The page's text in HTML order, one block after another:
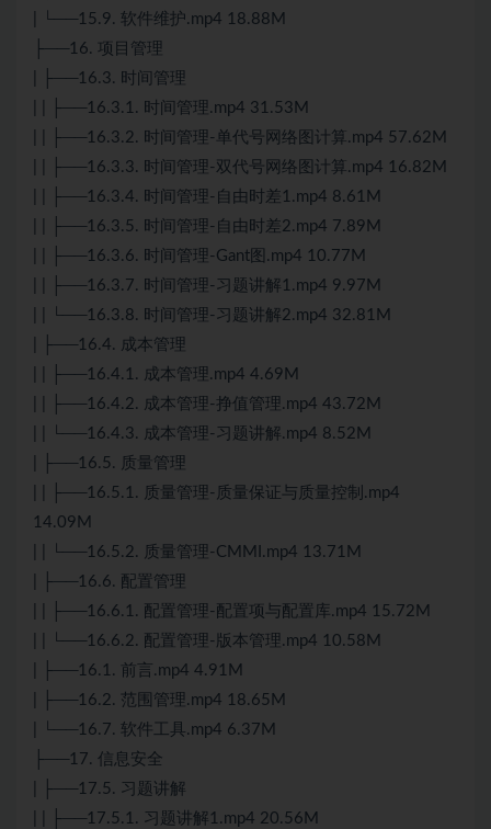
| └──15.9. 软件维护.mp4 18.88M
├──16. 项目管理
| ├──16.3. 时间管理
| | ├──16.3.1. 时间管理.mp4 31.53M
| | ├──16.3.2. 时间管理-单代号网络图计算.mp4 57.62M
| | ├──16.3.3. 时间管理-双代号网络图计算.mp4 16.82M
| | ├──16.3.4. 时间管理-自由时差1.mp4 8.61M
| | ├──16.3.5. 时间管理-自由时差2.mp4 7.89M
| | ├──16.3.6. 时间管理-Gant图.mp4 10.77M
| | ├──16.3.7. 时间管理-习题讲解1.mp4 9.97M
| | └──16.3.8. 时间管理-习题讲解2.mp4 32.81M
| ├──16.4. 成本管理
| | ├──16.4.1. 成本管理.mp4 4.69M
| | ├──16.4.2. 成本管理-挣值管理.mp4 43.72M
| | └──16.4.3. 成本管理-习题讲解.mp4 8.52M
| ├──16.5. 质量管理
| | ├──16.5.1. 质量管理-质量保证与质量控制.mp4
14.09M
| | └──16.5.2. 质量管理-CMMI.mp4 13.71M
| ├──16.6. 配置管理
| | ├──16.6.1. 配置管理-配置项与配置库.mp4 15.72M
| | └──16.6.2. 配置管理-版本管理.mp4 10.58M
| ├──16.1. 前言.mp4 4.91M
| ├──16.2. 范围管理.mp4 18.65M
| └──16.7. 软件工具.mp4 6.37M
├──17. 信息安全
| ├──17.5. 习题讲解
| | ├──17.5.1. 习题讲解1.mp4 20.56M